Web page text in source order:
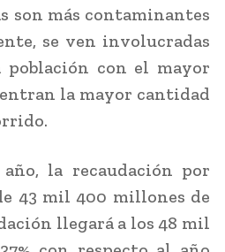
son más contaminantes
se ven involucradas
con el mayor
la mayor cantidad
la recaudación por
43 mil 400 millones de
llegará a los 48 mil